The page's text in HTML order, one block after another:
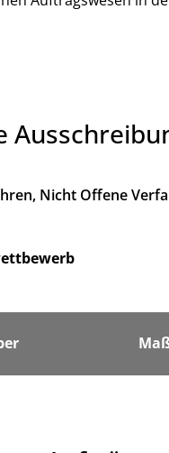
Nicht Offene